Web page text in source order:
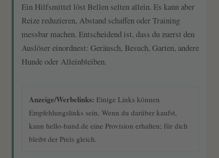
Ein Hilfsmittel löst Bellen selten allein. Es kann aber
Reize reduzieren, Abstand schaffen oder Training
messbar machen. Entscheidend ist, dass du zuerst den
Auslöser einordnest: Geräusch, Besuch, Garten, andere
Hunde oder Alleinbleiben.
Anzeige/Werbelinks: Einige Links können
Empfehlungslinks sein. Wenn du darüber kaufst,
kann hello-hund.de eine Provision erhalten; für dich
bleibt der Preis gleich.